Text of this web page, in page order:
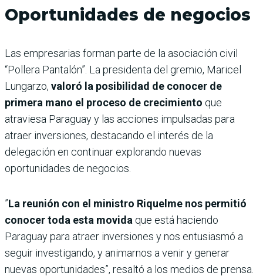
Oportunidades de negocios
Las empresarias forman parte de la asociación civil
“Pollera Pantalón”. La presidenta del gremio, Maricel
Lungarzo, valoró la posibilidad de conocer de
primera mano el proceso de crecimiento que
atraviesa Paraguay y las acciones impulsadas para
atraer inversiones, destacando el interés de la
delegación en continuar explorando nuevas
oportunidades de negocios.
”La reunión con el ministro Riquelme nos permitió
conocer toda esta movida que está haciendo
Paraguay para atraer inversiones y nos entusiasmó a
seguir investigando, y animarnos a venir y generar
nuevas oportunidades”, resaltó a los medios de prensa.